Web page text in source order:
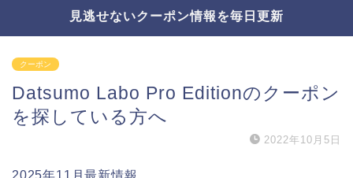
見逃せないクーポン情報を毎日更新
クーポン
Datsumo Labo Pro Editionのクーポン
を探している方へ
2022年10月5日
2025年11月最新情報